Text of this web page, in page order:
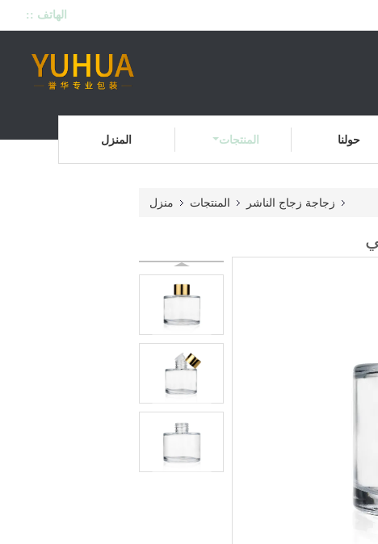
الهاتف ::
المنزل المنتجات حولنا
منزل المنتجات زجاجة زجاج الناشر